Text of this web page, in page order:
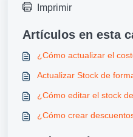
Imprimir
Artículos en esta
¿Cómo actualizar el
Actualizar Stock de
¿Cómo editar el stock
¿Cómo crear